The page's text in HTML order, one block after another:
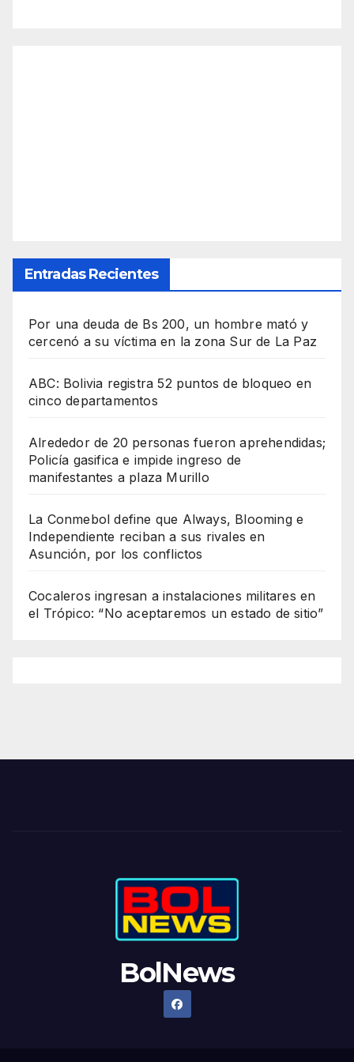
Entradas Recientes
Por una deuda de Bs 200, un hombre mató y
cercenó a su víctima en la zona Sur de La Paz
ABC: Bolivia registra 52 puntos de bloqueo en
cinco departamentos
Alrededor de 20 personas fueron aprehendidas;
Policía gasifica e impide ingreso de
manifestantes a plaza Murillo
La Conmebol define que Always, Blooming e
Independiente reciban a sus rivales en
Asunción, por los conflictos
Cocaleros ingresan a instalaciones militares en
el Trópico: “No aceptaremos un estado de sitio”
BolNews